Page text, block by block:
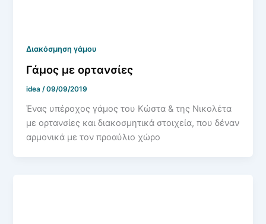
Διακόσμηση γάμου
Γάμος με ορτανσίες
idea /09/09/2019
Ένας υπέροχος γάμος του Κώστα & της Νικολέτα
με ορτανσίες και διακοσμητικά στοιχεία, που δέναν
αρμονικά με τον προαύλιο χώρο